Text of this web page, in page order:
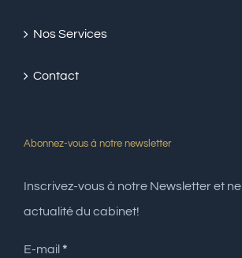
Nos Services
Contact
Abonnez-vous à notre newsletter
Inscrivez-vous à notre Newsletter et
actualité du cabinet!
E-mail *